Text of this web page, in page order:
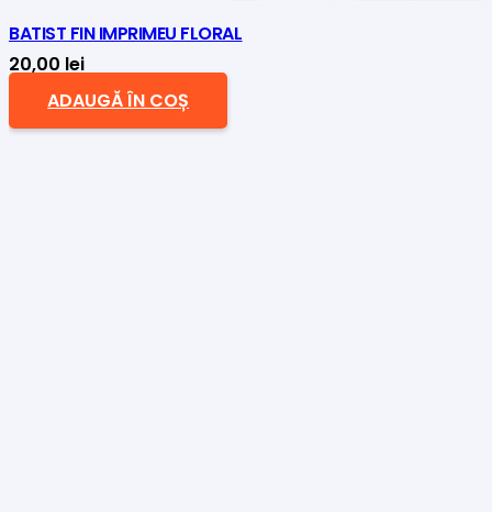
BATIST FIN IMPRIMEU FLORAL
20,00 lei
ADAUGĂ ÎN COȘ